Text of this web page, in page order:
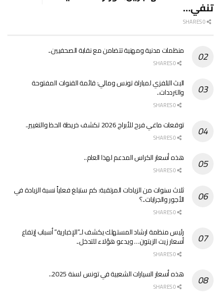
تنفي…
منظمات مدنية ومهنية تتضامن مع نقابة الصحفيين..
البث التلفزي لمباراة تونس ومالي: قائمة القنوات المفتوحة
والترددات..
توقعات ماغي فرح للأبراج 2026 تكشف خريطة الحظ والتغيير..
هذه أسعار الكراس المدعم لهذا العام..
ثلاث سنوات من الزيادات المرتقبة: كم ستبلغ فعلياً نسبة الزيادة في
الأجور والجرايات..؟
رئيس منظمة ارشاد المستهلك يكشف لـ”الإخبارية” أسباب إرتفاع
أسعار زيت الزيتون… ويدعو هؤلاء للتدخل..
هذه أسعار السيارات الشعبية في تونس لسنة 2025..